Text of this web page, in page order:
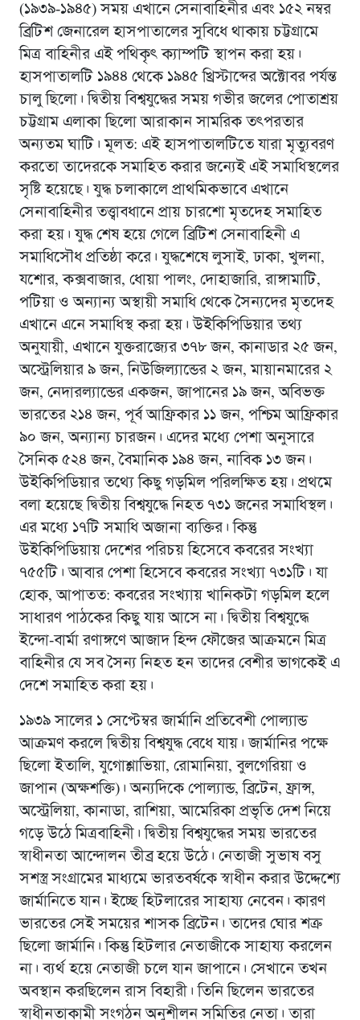
(১৯৩৯-১৯৪৫) সময় এখানে সেনাবাহিনীর এবং ১৫২ নম্বর
ব্রিটিশ জেনারেল হাসপাতালের সুবিধে থাকায় চট্টগ্রামে
মিত্র বাহিনীর এই পথিকৃৎ ক্যাম্পটি স্থাপন করা হয়।
হাসপাতালটি ১৯৪৪ থেকে ১৯৪৫ খ্রিস্টাব্দের অক্টোবর পর্যন্ত
চালু ছিলো। দ্বিতীয় বিশ্বযুদ্ধের সময় গভীর জলের পোতাশ্রয়
চট্টগ্রাম এলাকা ছিলো আরাকান সামরিক তৎপরতার
অন্যতম ঘাটি। মূলত: এই হাসপাতালটিতে যারা মৃত্যুবরণ
করতো তাদেরকে সমাহিত করার জন্যেই এই সমাধিস্থলের
সৃষ্টি হয়েছে। যুদ্ধ চলাকালে প্রাথমিকভাবে এখানে
সেনাবাহিনীর তত্ত্বাবধানে প্রায় চারশো মৃতদেহ সমাহিত
করা হয়। যুদ্ধ শেষ হয়ে গেলে ব্রিটিশ সেনাবাহিনী এ
সমাধিসৌধ প্রতিষ্ঠা করে। যুদ্ধশেষে লুসাই, ঢাকা, খুলনা,
যশোর, কক্সবাজার, ধোয়া পালং, দোহাজারি, রাঙ্গামাটি,
পটিয়া ও অন্যান্য অস্থায়ী সমাধি থেকে সৈন্যদের মৃতদেহ
এখানে এনে সমাধিস্থ করা হয়। উইকিপিডিয়ার তথ্য
অনুযায়ী, এখানে যুক্তরাজ্যের ৩৭৮ জন, কানাডার ২৫ জন,
অস্ট্রেলিয়ার ৯ জন, নিউজিল্যান্ডের ২ জন, মায়ানমারের ২
জন, নেদারল্যান্ডের একজন, জাপানের ১৯ জন, অবিভক্ত
ভারতের ২১৪ জন, পূর্ব আফ্রিকার ১১ জন, পশ্চিম আফ্রিকার
৯০ জন, অন্যান্য চারজন। এদের মধ্যে পেশা অনুসারে
সৈনিক ৫২৪ জন, বৈমানিক ১৯৪ জন, নাবিক ১৩ জন।
উইকিপিডিয়ার তথ্যে কিছু গড়মিল পরিলক্ষিত হয়। প্রথমে
বলা হয়েছে দ্বিতীয় বিশ্বযুদ্ধে নিহত ৭৩১ জনের সমাধিস্থল।
এর মধ্যে ১৭টি সমাধি অজানা ব্যক্তির। কিন্তু
উইকিপিডিয়ায় দেশের পরিচয় হিসেবে কবরের সংখ্যা
৭৫৫টি। আবার পেশা হিসেবে কবরের সংখ্যা ৭৩১টি। যা
হোক, আপাতত: কবরের সংখ্যায় খানিকটা গড়মিল হলে
সাধারণ পাঠকের কিছু যায় আসে না। দ্বিতীয় বিশ্বযুদ্ধে
ইন্দো-বার্মা রণাঙ্গণে আজাদ হিন্দ ফৌজের আক্রমনে মিত্র
বাহিনীর যে সব সৈন্য নিহত হন তাদের বেশীর ভাগকেই এ
দেশে সমাহিত করা হয়।
১৯৩৯ সালের ১ সেপ্টেম্বর জার্মানি প্রতিবেশী পোল্যান্ড
আক্রমণ করলে দ্বিতীয় বিশ্বযুদ্ধ বেধে যায়। জার্মানির পক্ষে
ছিলো ইতালি, যুগোশ্লাভিয়া, রোমানিয়া, বুলগেরিয়া ও
জাপান (অক্ষশক্তি)। অন্যদিকে পোল্যান্ড, ব্রিটেন, ফ্রান্স,
অস্ট্রেলিয়া, কানাডা, রাশিয়া, আমেরিকা প্রভৃতি দেশ নিয়ে
গড়ে উঠে মিত্রবাহিনী। দ্বিতীয় বিশ্বযুদ্ধের সময় ভারতের
স্বাধীনতা আন্দোলন তীব্র হয়ে উঠে। নেতাজী সুভাষ বসু
সশস্ত্র সংগ্রামের মাধ্যমে ভারতবর্ষকে স্বাধীন করার উদ্দেশ্যে
জার্মানিতে যান। ইচ্ছে হিটলারের সাহায্য নেবেন। কারণ
ভারতের সেই সময়ের শাসক ব্রিটেন। তাদের ঘোর শত্রু
ছিলো জার্মানি। কিন্তু হিটলার নেতাজীকে সাহায্য করলেন
না। ব্যর্থ হয়ে নেতাজী চলে যান জাপানে। সেখানে তখন
অবস্থান করছিলেন রাস বিহারী। তিনি ছিলেন ভারতের
স্বাধীনতাকামী সংগঠন অনুশীলন সমিতির নেতা। তারা